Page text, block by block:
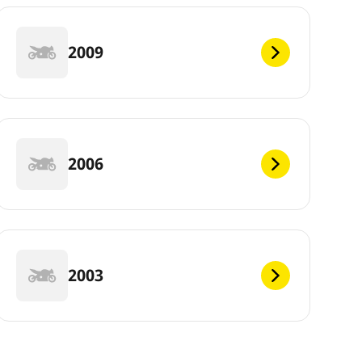
2009
2006
2003